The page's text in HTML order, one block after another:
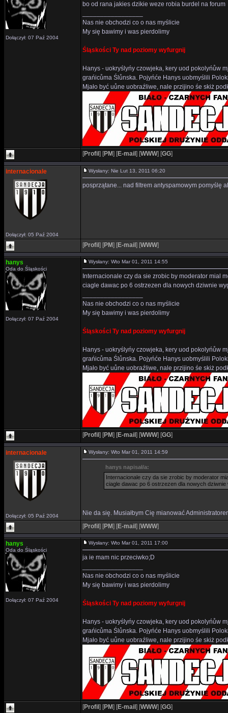
Dołączył: 07 Paź 2004
bo od rana jakies dzikie weze robia burdel na forum
Nas nie obchodzi co o nas myślicie
My się bawimy i was pierdolimy
Śląskości Ty nad poziomy wyfurgnij
Hanys - uokryślyńy czowjeka, kery uod pokolyńůw
grańicůma Ślůnska. Pojyńće Hanys uobmyślili
Mjało być uůne uobraźliwe, nale przijino śe skiż
[Profil ] [PM] [E-mail ] [WWW] [GG]
internacionale
Dołączył: 05 Paź 2004
Wysłany: Nie Lut 13, 2011 06:20
posprzątane... nad filtrem antyspamowym pomyślę
[Profil ] [PM] [E-mail ] [WWW]
hanys
Oda do Śląskości
Dołączył: 07 Paź 2004
Wysłany: Wto Mar 01, 2011 14:55
Internacionale czy da sie zrobic by moderator mial
ciagle dawac po 6 ostrzezen dla nowych dziwnie
Nas nie obchodzi co o nas myślicie
My się bawimy i was pierdolimy
Śląskości Ty nad poziomy wyfurgnij
Hanys - uokryślyńy czowjeka, kery uod pokolyńůw
grańicůma Ślůnska. Pojyńće Hanys uobmyślili
Mjało być uůne uobraźliwe, nale przijino śe skiż
[Profil ] [PM] [E-mail ] [WWW] [GG]
internacionale
Dołączył: 05 Paź 2004
Wysłany: Wto Mar 01, 2011 14:59
hanys napisał/a:
Internacionale czy da sie zrobic by moderator
ciagle dawac po 6 ostrzezen dla nowych
Nie da się. Musiałbym Cię mianować
[Profil ] [PM] [E-mail ] [WWW]
hanys
Oda do Śląskości
Dołączył: 07 Paź 2004
Wysłany: Wto Mar 01, 2011 17:00
ja ie mam nic przeciwko;D
Nas nie obchodzi co o nas myślicie
My się bawimy i was pierdolimy
Śląskości Ty nad poziomy wyfurgnij
Hanys - uokryślyńy czowjeka, kery uod pokolyńůw
grańicůma Ślůnska. Pojyńće Hanys uobmyślili
Mjało być uůne uobraźliwe, nale przijino śe skiż
[Profil ] [PM] [E-mail ] [WWW] [GG]